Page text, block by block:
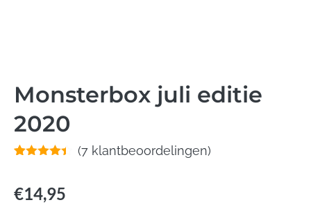
Monsterbox juli editie
2020
gebaseerd
opklant
(7 klantbeoordelingen)
€14,95